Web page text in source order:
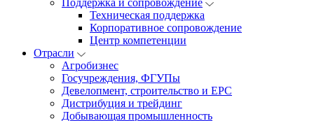
Поддержка и сопровождение
Техническая поддержка
Корпоративное сопровождение
Центр компетенции
Отрасли
Агробизнес
Госучреждения, ФГУПы
Девелопмент, строительство и EPC
Дистрибуция и трейдинг
Добывающая промышленность